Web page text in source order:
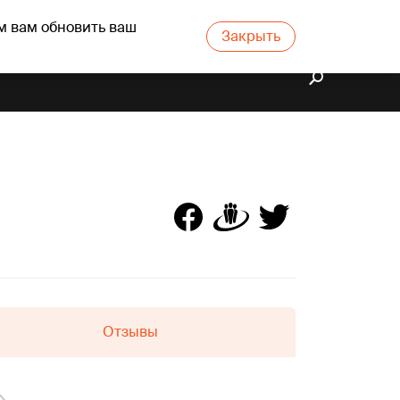
вам обновить ваш Закрыть
Отзывы